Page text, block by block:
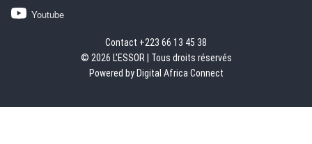
Youtube
Contact +223 66 13 45 38
© 2026 L'ESSOR | Tous droits réservés
Powered by Digital Africa Connect